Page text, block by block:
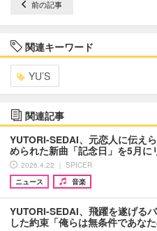
前の記事
関連キーワード
YU’S
関連記事
YUTORI-SEDAI、元恋人に伝え
められた新曲「記念日」を5月に
2026.4.22 ｜ SPICER
ニュース
音楽
YUTORI-SEDAI、飛躍を遂げる
した約束「俺らは無条件であな